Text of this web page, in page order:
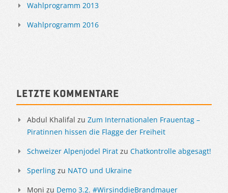
Wahlprogramm 2013
Wahlprogramm 2016
Letzte Kommentare
Abdul Khalifal zu Zum Internationalen Frauentag –
Piratinnen hissen die Flagge der Freiheit
Schweizer Alpenjodel Pirat zu Chatkontrolle abgesagt!
Sperling zu NATO und Ukraine
Moni zu Demo 3.2. #WirsinddieBrandmauer